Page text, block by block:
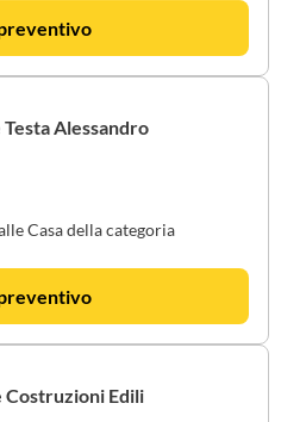
Alessandro
Casa della categoria
Costruzioni Edili